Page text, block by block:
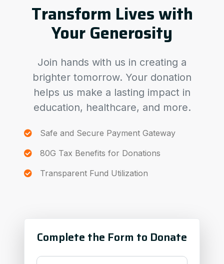
Transform Lives with
Your Generosity
Join hands with us in creating a
brighter tomorrow. Your donation
helps us make a lasting impact in
education, healthcare, and more.
Safe and Secure Payment Gateway
80G Tax Benefits for Donations
Transparent Fund Utilization
Complete the Form to Donate